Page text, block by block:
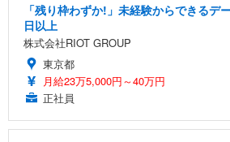
「残り枠わずか!」未経験からできるデ
日以上
株式会社RIOT GROUP
東京都
月給23万5,000円～40万円
正社員